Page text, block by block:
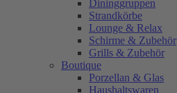
Dininggruppen
Strandkörbe
Lounge & Relax
Schirme & Zubehör
Grills & Zubehör
Boutique
Porzellan & Glas
Haushaltswaren